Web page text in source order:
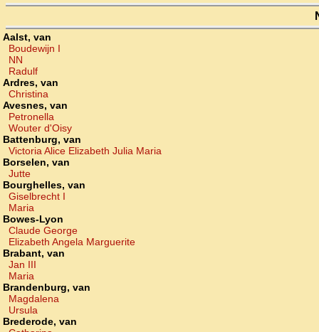
Aalst, van
Boudewijn I
NN
Radulf
Ardres, van
Christina
Avesnes, van
Petronella
Wouter d'Oisy
Battenburg, van
Victoria Alice Elizabeth Julia Maria
Borselen, van
Jutte
Bourghelles, van
Giselbrecht I
Maria
Bowes-Lyon
Claude George
Elizabeth Angela Marguerite
Brabant, van
Jan III
Maria
Brandenburg, van
Magdalena
Ursula
Brederode, van